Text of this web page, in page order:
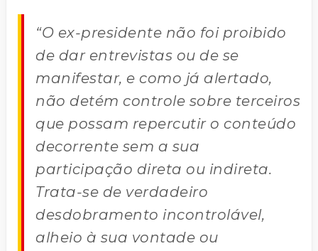
“O ex-presidente não foi proibido
de dar entrevistas ou de se
manifestar, e como já alertado,
não detém controle sobre terceiros
que possam repercutir o conteúdo
decorrente sem a sua
participação direta ou indireta.
Trata-se de verdadeiro
desdobramento incontrolável,
alheio à sua vontade ou